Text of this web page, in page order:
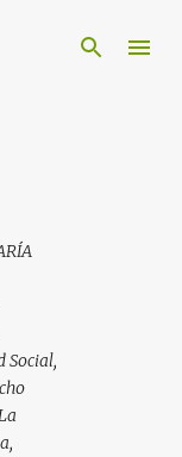
Social,